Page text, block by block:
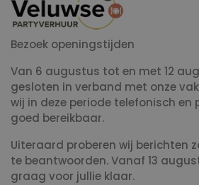
Bezoek openingstijden
Van 6 augustus tot en met 12
gesloten in verband met onze
wij in deze periode telefonisch en
goed bereikbaar.
Uiteraard proberen wij berichten
te beantwoorden. Vanaf 13
graag voor jullie klaar.